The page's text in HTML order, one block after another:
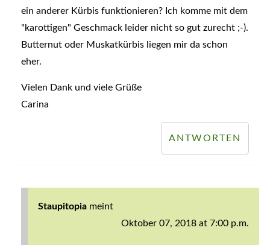
ein anderer Kürbis funktionieren? Ich komme mit dem
"karottigen" Geschmack leider nicht so gut zurecht ;-).
Butternut oder Muskatkürbis liegen mir da schon
eher.
Vielen Dank und viele Grüße
Carina
ANTWORTEN
Staupitopia meint
Oktober 07, 2018 at 7:00 p.m.